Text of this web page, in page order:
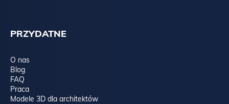
PRZYDATNE
O nas
Blog
FAQ
Praca
Modele 3D dla architektów